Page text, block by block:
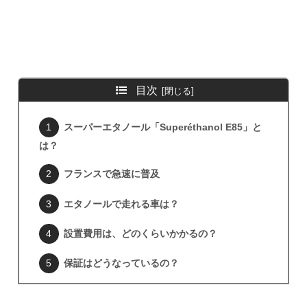
目次
スーパーエタノール「Superéthanol E85」と
は？
フランスで急速に普及
エタノールで走れる車は？
設置費用は、どのくらいかかるの？
保証はどうなっているの？